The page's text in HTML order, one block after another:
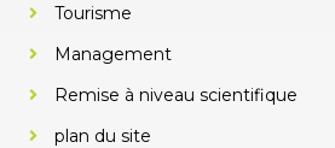
Tourisme
Management
Remise à niveau scientifique
plan du site